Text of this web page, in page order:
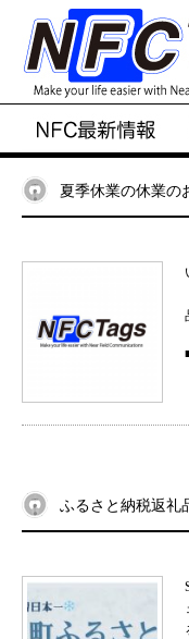
夏季休業の休業の
ふるさと納税返礼